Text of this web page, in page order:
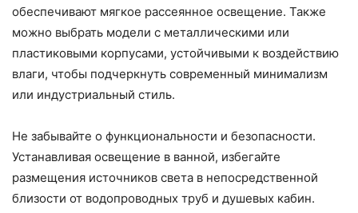
обеспечивают мягкое рассеянное освещение. Также
можно выбрать модели с металлическими или
пластиковыми корпусами, устойчивыми к воздействию
влаги, чтобы подчеркнуть современный минимализм
или индустриальный стиль.
Не забывайте о функциональности и безопасности.
Устанавливая освещение в ванной, избегайте
размещения источников света в непосредственной
близости от водопроводных труб и душевых кабин.